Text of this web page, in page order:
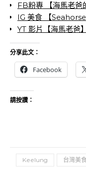
FB粉專 【海馬老爸
IG 美食 【
YT 影片【海馬老爸】
分享此文：
Facebook
請按讚：
Keelung 台灣美食